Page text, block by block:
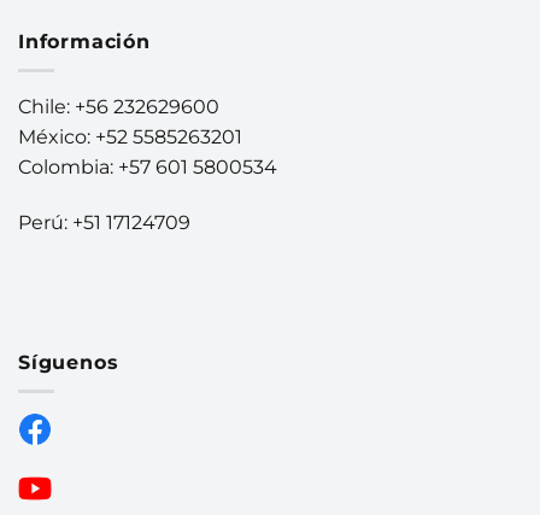
Información
Chile: +56 232629600
México: +52 5585263201
Colombia: +57 601 5800534
Perú: +51 17124709
Síguenos